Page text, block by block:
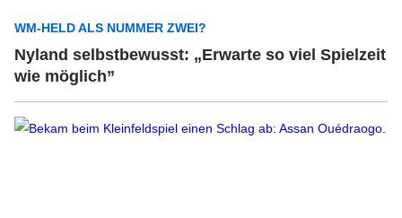
WM-HELD ALS NUMMER ZWEI?
Nyland selbstbewusst: „Erwarte so viel Spielzeit
wie möglich”